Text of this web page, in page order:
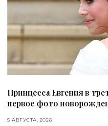
Принцесса Евгения в
первое фото
5 АВГУСТА, 2026